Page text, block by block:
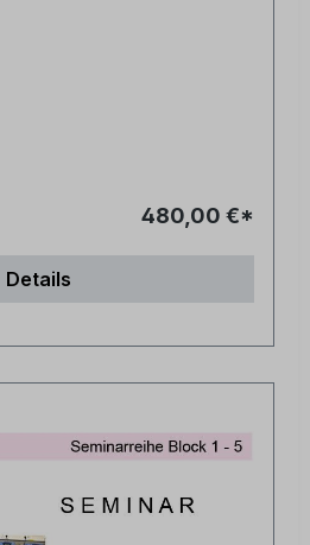
480,00 €*
Details